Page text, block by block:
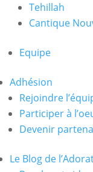
Tehillah
Cantique
Equipe
Adhésion
Rejoindre
Participer à
Devenir
Le Blog de